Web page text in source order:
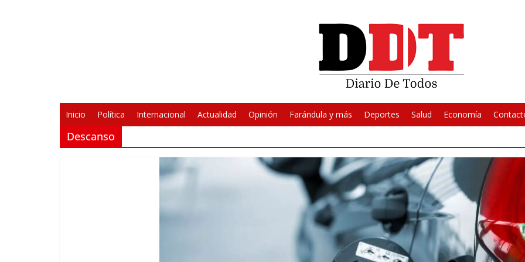
Inicio Política Internacional Actualidad Opinión Farándula y más Deportes Salud Economía
Descanso